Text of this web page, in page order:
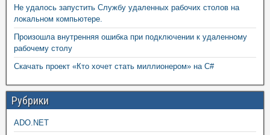
Не удалось запустить Службу удаленных рабочих столов на
локальном компьютере.
Произошла внутренняя ошибка при подключении к удаленному
рабочему столу
Скачать проект «Кто хочет стать миллионером» на C#
Рубрики
ADO.NET